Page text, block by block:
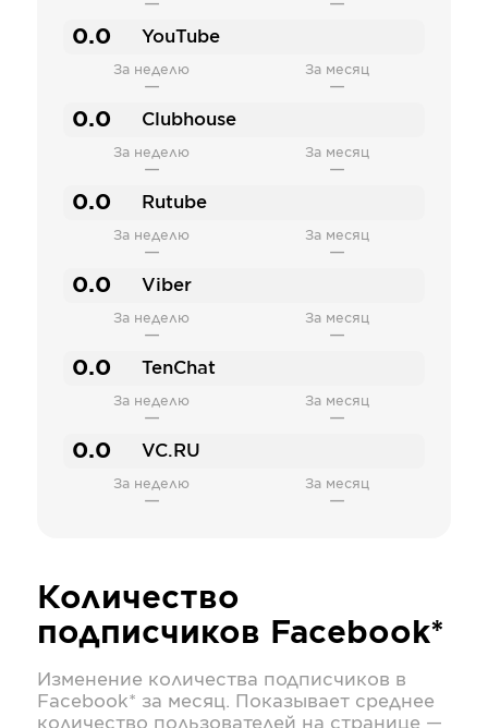
— —
0.0 YouTube
За неделю
—
За месяц
—
0.0 Clubhouse
За неделю
—
За месяц
—
0.0 Rutube
За неделю
—
За месяц
—
0.0 Viber
За неделю
—
За месяц
—
0.0 TenChat
За неделю
—
За месяц
—
0.0 VC.RU
За неделю
—
За месяц
—
Количество
подписчиков Facebook*
Изменение количества подписчиков в
Facebook* за месяц. Показывает среднее
количество пользователей на странице —